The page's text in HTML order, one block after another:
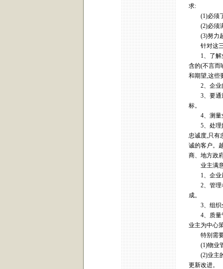
求:
(1)必须了
(2)必须满
(3)努力超
针对这三
1、了解业
含的(不言而
和期望,这些
2、企业的
3、要通过
标。
4、测量业
5、处理好
忠诚度,只有
诚的客户。
商、地方政
业主满意
1、企业最
2、管理者
成。
3、组织全
4、质量管
业主为中心
特别需要
(1)物业管
(2)业主的
更新改进。